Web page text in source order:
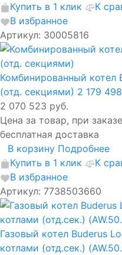
Купить в 1 клик
К
В избранное
Артикул: 30005816
Комбинированный котел
(отд. секциями) 2 179
2 070 523 руб.
Цена за товар, при
бесплатная доставка
В корзину Подробнее
Купить в 1 клик
К
В избранное
Артикул: 7738503660
Газовый котел Buderus
котлами (отд.сек.)